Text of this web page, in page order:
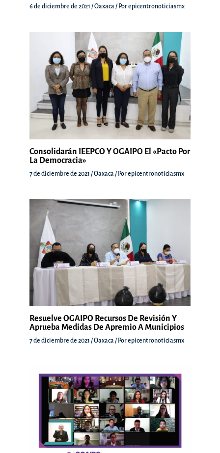
6 de diciembre de 2021 /Oaxaca / Porepicentronoticiasmx
Consolidarán IEEPCO Y OGAIPO El «Pacto Por
La Democracia»
7 de diciembre de 2021 /Oaxaca / Porepicentronoticiasmx
Resuelve OGAIPO Recursos De Revisión Y
Aprueba Medidas De Apremio A Municipios
7 de diciembre de 2021 /Oaxaca / Porepicentronoticiasmx